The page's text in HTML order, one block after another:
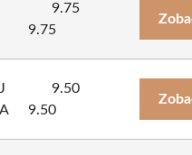
9.75
9.75
9.50
9.50